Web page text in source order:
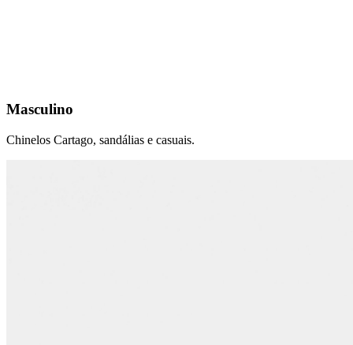
Masculino
Chinelos Cartago, sandálias e casuais.